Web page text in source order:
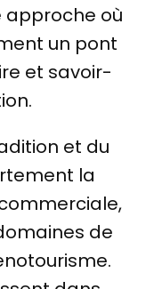
approche où
un pont
et savoir-
et du
la
de